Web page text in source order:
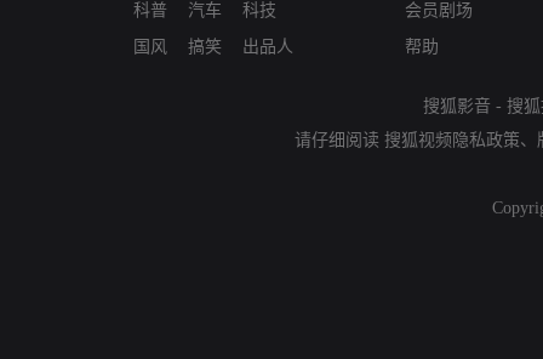
科普
国风
汽车
搞笑
科技
出品人
会员剧场
帮助
搜狐影音 - 搜
请仔细阅读 搜狐视频隐私政策、